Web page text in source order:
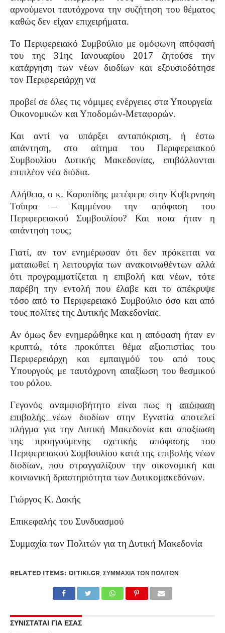
αρνούμενοι ταυτόχρονα την συζήτηση του θέματος
καθώς δεν είχαν επιχειρήματα.
Το Περιφερειακό Συμβούλιο με ομόφωνη απόφασή
του της 31ης Ιανουαρίου 2017 ζητούσε την
κατάργηση των νέων διοδίων και εξουσιοδότησε
τον Περιφερειάρχη να
προβεί σε όλες τις νόμιμες ενέργειες στα Υπουργεία
Οικονομικών και Υποδομών-Μεταφορών.
Και αντί να υπάρξει ανταπόκριση, ή έστω
απάντηση, στο αίτημα του Περιφερειακού
Συμβουλίου Δυτικής Μακεδονίας, επιβάλλονται
επιπλέον νέα διόδια.
Αλήθεια, ο κ. Καρυπίδης μετέφερε στην Κυβερνηση
Τσίπρα – Καμμένου την απόφαση του
Περιφερειακού Συμβουλίου? Και ποια ήταν η
απάντηση τους;
Γιατί, αν τον ενημέρωσαν ότι δεν πρόκειται να
ματαιωθεί η λειτουργία των ανακοινωθέντων αλλά
ότι προγραμματίζεται η επιβολή και νέων, τότε
παρέβη την εντολή που έλαβε και το απέκρυψε
τόσο από το Περιφερειακό Συμβούλιο όσο και από
τους πολίτες της Δυτικής Μακεδονίας.
Αν όμως δεν ενημερώθηκε και η απόφαση ήταν εν
κρυπτώ, τότε προκύπτει θέμα αξιοπιστίας του
Περιφερειάρχη και εμπαιγμόύ του από τους
Υπουργούς με ταυτόχρονη απαξίωση του θεσμικού
του ρόλου.
Γεγονός αναμφισβήτητο είναι πως ηαπόφαση
επιβολήςνέων διοδίων στην Εγνατία αποτελεί
πλήγμα για την Δυτική Μακεδονία και απαξίωση
της προηγούμενης σχετικής απόφασης του
Περιφερειακού Συμβουλίου κατά της επιβολής νέων
διοδίων, που στραγγαλίζουν την οικονομική και
κοινωνική δραστηριότητα των Δυτικομακεδόνων.
Γιώργος Κ. Δακής
Επικεφαλής του Συνδυασμού
Συμμαχία των Πολιτών για τη Δυτική Μακεδονία
RELATED ITEMS: DITIKI.GR ΣΥΜΜΑΧΊΑ ΤΩΝ ΠΟΛΙΤΏΝ
ΣΥΝΙΣΤΑΤΑΙ ΓΙΑ ΕΣΑΣ